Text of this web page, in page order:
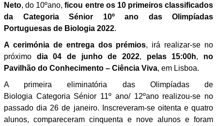
Neto, do 10ºano,ficou entre os 10 primeiros classificados
da Categoria Sénior 10º ano
das Olimpíadas
Portuguesas de Biologia 2022.
A cerimónia de entrega dos prémios, irá realizar-se no
próximo dia 04 de junho de 2022, pelas 15:00h, no
Pavilhão do Conhecimento – Ciência Viva, em Lisboa.
A primeira eliminatória das Olimpíadas de
Biologia Categoria Sénior 11º ano/ 12ºano realizou-se no
passado dia 26 de janeiro. Inscreveram-se oitenta e quatro
alunos, compareceram cinquenta e nove alunos e foram